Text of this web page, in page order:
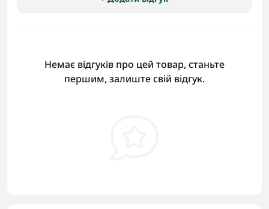
Немає відгуків про цей товар, станьте
першим, залиште свій відгук.